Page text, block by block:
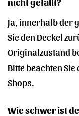
Ja, innerhalb der
Sie den Deckel
Originalzustand
Bitte beachten
Shops.
Wie schwer ist